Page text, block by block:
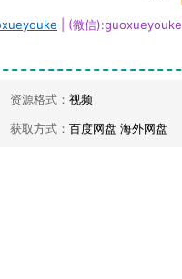
| (微信):guoxueyouke
资源格式： 视频
获取方式： 百度网盘 海外网盘